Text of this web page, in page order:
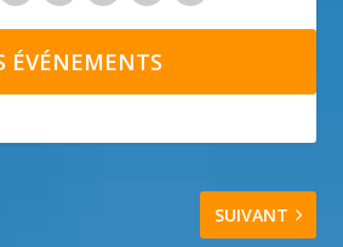
ÉVÉNEMENTS
SUIVANT